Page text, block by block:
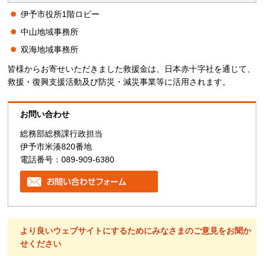
伊予市役所1階ロビー
中山地域事務所
双海地域事務所
皆様からお寄せいただきました救援金は、日本赤十字社を通じて、
救援・復興支援活動及び防災・減災事業等に活用されます。
お問い合わせ
総務部総務課行政担当
伊予市米湊820番地
電話番号：089-909-6380
より良いウェブサイトにするためにみなさまのご意見をお聞か
せください